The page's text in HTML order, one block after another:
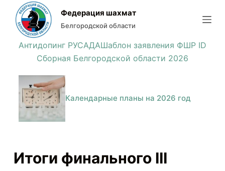
и
Федерация шахмат
Белгородской области
Антидопинг РУСАДАШаблон заявления ФШР ID
Сборная Белгородской области 2026
Календарные планы на 2026 год
Итоги финального III